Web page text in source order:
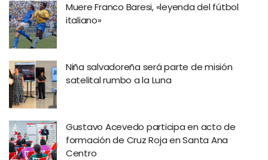
Muere Franco Baresi, «leyenda del fútbol
italiano»
Niña salvadoreña será parte de misión
satelital rumbo a la Luna
Gustavo Acevedo participa en acto de
formación de Cruz Roja en Santa Ana
Centro